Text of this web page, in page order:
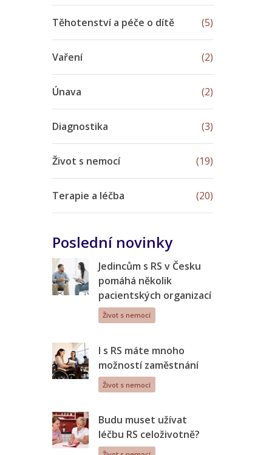
Těhotenství a péče o dítě (5)
Vaření (2)
Únava (2)
Diagnostika (3)
Život s nemocí (19)
Terapie a léčba (20)
Poslední novinky
Jedincům s RS v Česku
pomáhá několik
pacientských organizací
Život s nemocí
I s RS máte mnoho
možností zaměstnání
Život s nemocí
Budu muset užívat
léčbu RS celoživotně?